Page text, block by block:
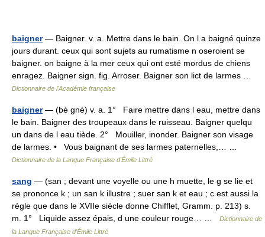
baigner— Baigner. v. a. Mettre dans le bain. On l a baigné quinze
jours durant. ceux qui sont sujets au rumatisme n oseroient se
baigner. on baigne à la mer ceux qui ont esté mordus de chiens
enragez. Baigner sign. fig. Arroser. Baigner son lict de larmes …
Dictionnaire de l'Académie française
baigner— (bè gné) v. a. 1° Faire mettre dans l eau, mettre dans
le bain. Baigner des troupeaux dans le ruisseau. Baigner quelqu
un dans de l eau tiède. 2° Mouiller, inonder. Baigner son visage
de larmes. • Vous baignant de ses larmes paternelles,… …
Dictionnaire de la Langue Française d'Émile Littré
sang — (san ; devant une voyelle ou une h muette, le g se lie et
se prononce k ; un san k illustre ; suer san k et eau ; c est aussi la
règle que dans le XVIIe siècle donne Chifflet, Gramm. p. 213) s.
m. 1° Liquide assez épais, d une couleur rouge… …
Dictionnaire de
la Langue Française d'Émile Littré